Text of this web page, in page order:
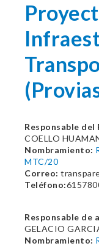
Responsable
COELLO
Nombramiento:
MTC/20
Correo:
Teléfono:
Responsable de
GELACIO
Nombramiento: